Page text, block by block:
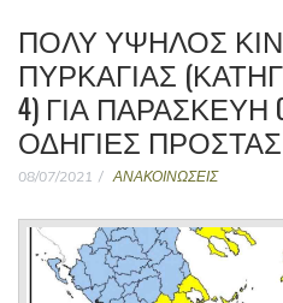
ΠΟΛΥ ΥΨΗΛΟΣ
ΠΥΡΚΑΓΙΑΣ
4) ΓΙΑ ΠΑΡΑΣΚΕΥΗ
ΟΔΗΓΙΕΣ
08/07/2021 ΑΝΑΚΟΙΝΩΣΕΙΣ